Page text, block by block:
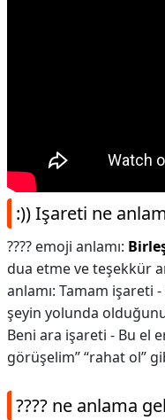
:)) Işareti ne
???? emoji anlamı:
dua etme ve teşekkür
anlamı: Tamam işareti
şeyin yolunda
Beni ara işareti - Bu el
görüşelim” “rahat ol”
???? ne anlama